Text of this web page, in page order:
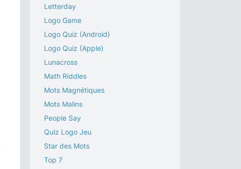
Letterday
Logo Game
Logo Quiz (Android)
Logo Quiz (Apple)
Lunacross
Math Riddles
Mots Magnétiques
Mots Malins
People Say
Quiz Logo Jeu
Star des Mots
Top 7